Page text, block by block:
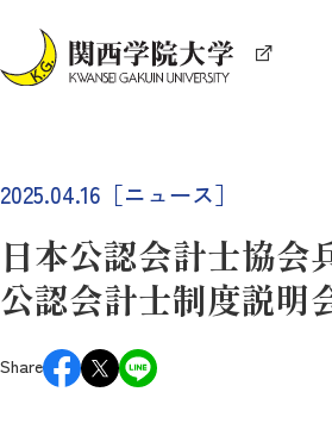
2025.04.16［ニュース］
日本公認会計士協会
公認会計士制度説明
Share